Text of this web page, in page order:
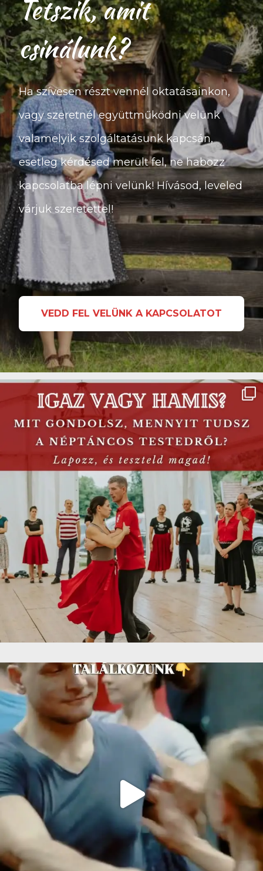
Tetszik, amit
csinálunk?
Ha szívesen részt vennél oktatásainkon,
vagy szeretnél együttműködni velünk
valamelyik szolgáltatásunk kapcsán,
esetleg kérdésed merült fel, ne habozz
kapcsolatba lépni velünk! Hívásod, leveled
várjuk szeretettel!
VEDD FEL VELÜNK A KAPCSOLATOT